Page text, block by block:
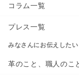
コラム一覧
プレス一覧
みなさんにお伝えしたい
革のこと、職人のこ